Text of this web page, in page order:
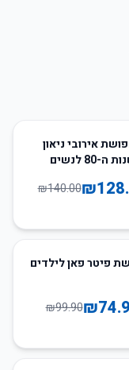
אירובי ניאון
ה-80 לנשים
₪
₪140.00
פיטר פאן לילדים
₪
₪99.90